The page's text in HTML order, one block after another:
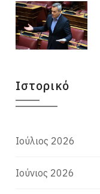
Ιστορικό
Ιούλιος 2026
Ιούνιος 2026